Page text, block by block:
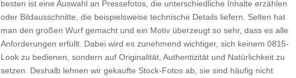
besten ist eine Auswahl an Pressefotos, die unterschiedliche Inhalte erzählen
oder Bildausschnitte, die beispielsweise technische Details liefern. Selten hat
man den großen Wurf gemacht und ein Motiv überzeugt so sehr, dass es alle
Anforderungen erfüllt. Dabei wird es zunehmend wichtiger, sich keinem 0815-
Look zu bedienen, sondern auf Originalität, Authentizität und Natürlichkeit zu
setzen. Deshalb lehnen wir gekaufte Stock-Fotos ab, sie sind häufig nicht